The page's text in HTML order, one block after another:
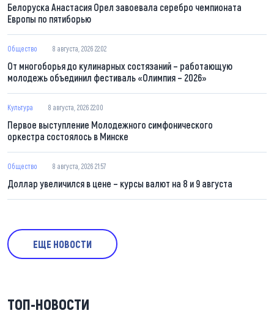
Белоруска Анастасия Орел завоевала серебро чемпионата
Европы по пятиборью
Общество 8 августа, 2026 22:02
От многоборья до кулинарных состязаний – работающую
молодежь объединил фестиваль «Олимпия – 2026»
Культура 8 августа, 2026 22:00
Первое выступление Молодежного симфонического
оркестра состоялось в Минске
Общество 8 августа, 2026 21:57
Доллар увеличился в цене – курсы валют на 8 и 9 августа
ЕЩЕ НОВОСТИ
ТОП-НОВОСТИ